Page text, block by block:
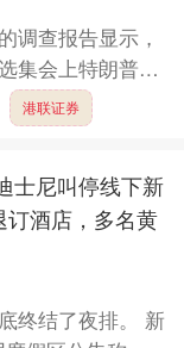
调查报告显示，
集会上特朗普遭
报告严厉批评美
港联证券
士尼叫停线下新
酒店，多名黄
终结了夜排。 新